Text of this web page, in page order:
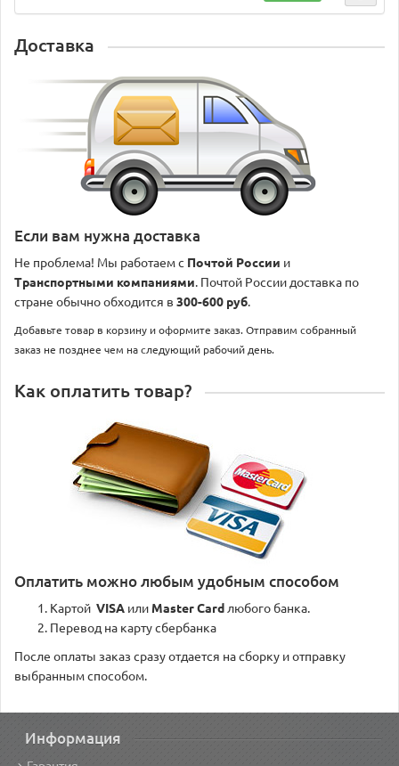
Доставка
Если вам нужна доставка
Не проблема! Мы работаем с Почтой России и
Транспортными компаниями. Почтой России доставка по
стране обычно обходится в 300-600 руб.
Добавьте товар в корзину и оформите заказ. Отправим собранный
заказ не позднее чем на следующий рабочий день.
Как оплатить товар?
Оплатить можно любым удобным способом
Картой VISA или Master Card любого банка.
Перевод на карту сбербанка
После оплаты заказ сразу отдается на сборку и отправку
выбранным способом.
Информация